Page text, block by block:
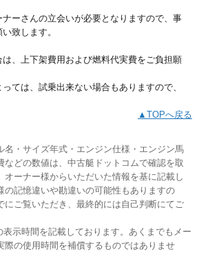
ーさんの立会いが必要となりますので、事
致します。
、上下架費用および燃料代実費をご負担願
ては、試乗出来ない場合もありますので、
▲TOPへ戻る
・サイズ年式・エンジン仕様・エンジン馬
などの数値は、中古艇ドットコムで確認を取
オーナー様からいただいた情報を基に記載し
の記憶違いや勘違いの可能性もありますの
にご覧いただき、最終的には自己判断にてご
示時間を記載しております。あくまでもメー
際の使用時間を補償するものではありませ